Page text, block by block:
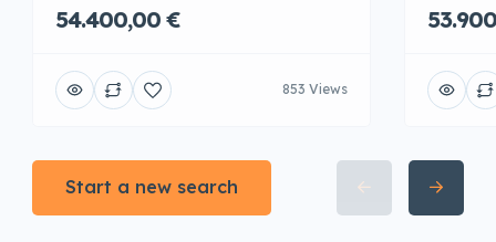
54.400,00 €
853 Views
Start a new search